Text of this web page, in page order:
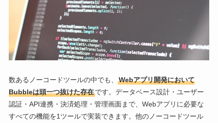
数あるノーコードツールの中でも、
Webアプリ開発において
Bubbleは頭一つ抜けた存在です。データベース設計・ユーザー
認証・API連携・決済処理・管理画面まで、Webアプリに必要な
すべての機能を1ツールで実装できます。他のノーコードツール